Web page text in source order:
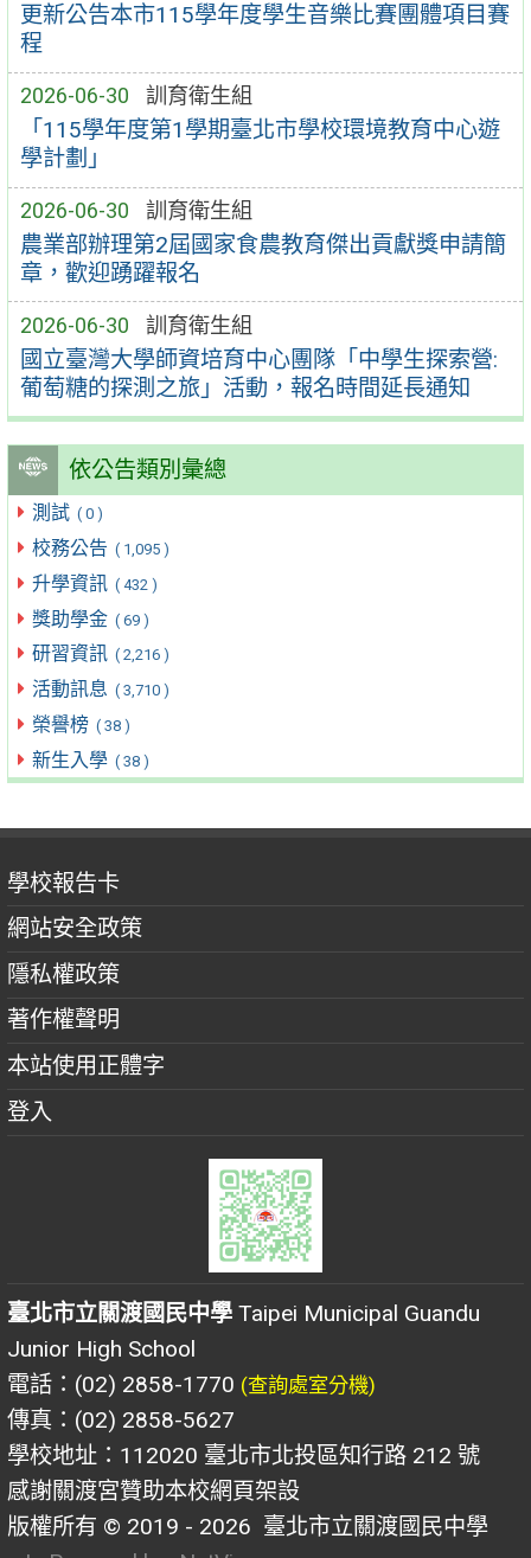
更新公告本市115學年度學生音樂比賽團體項目賽
程
2026-06-30 訓育衛生組
「115學年度第1學期臺北市學校環境教育中心遊
學計劃」
2026-06-30 訓育衛生組
農業部辦理第2屆國家食農教育傑出貢獻獎申請簡
章，歡迎踴躍報名
2026-06-30 訓育衛生組
國立臺灣大學師資培育中心團隊「中學生探索營:
葡萄糖的探測之旅」活動，報名時間延長通知
依公告類別彙總
測試 ( 0 )
校務公告 ( 1,095 )
升學資訊 ( 432 )
獎助學金 ( 69 )
研習資訊 ( 2,216 )
活動訊息 ( 3,710 )
榮譽榜 ( 38 )
新生入學 ( 38 )
學校報告卡
網站安全政策
隱私權政策
著作權聲明
本站使用正體字
登入
臺北市立關渡國民中學 Taipei Municipal Guandu
Junior High School
電話：(02) 2858-1770 (查詢處室分機)
傳真：(02) 2858-5627
學校地址：112020 臺北市北投區知行路 212 號
感謝關渡宮贊助本校網頁架設
版權所有 © 2019 - 2026 臺北市立關渡國民中學